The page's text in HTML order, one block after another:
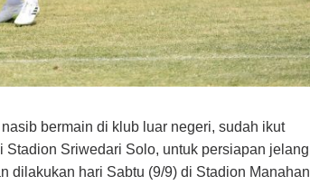
bermain di klub luar negeri, sudah ikut
Sriwedari Solo, untuk persiapan jelang
dilakukan hari Sabtu (9/9) di Stadion Manahan